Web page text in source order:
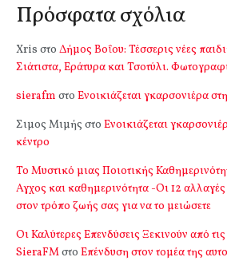
Πρόσφατα σχόλια
Xris στο Δήμος Βοΐου: Τέσσερις νέες
Σιάτιστα, Εράτυρα και Τσοτύλι.
sierafm στο Ενοικιάζεται γκαρσονιέρα
Σιμος Μιμής στο Ενοικιάζεται
κέντρο
Το Μυστικό μιας Ποιοτικής
Αγχος και καθημερινότητα -Οι 12 αλλαγές
στον τρόπο ζωής σας για να το μειώσετε
Οι Καλύτερες Επενδύσεις Ξεκινούν από
SieraFMστο Επένδυση στον τομέα της